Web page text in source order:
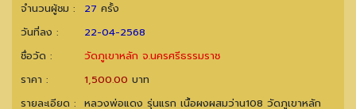
จำนวนผู้ชม : 27 ครั้ง
วันที่ลง :
22-04-2568
ชื่อวัด :
วัดภูเขาหลัก จ.นครศรีธรรมราช
ราคา :
1,500.00 บาท
รายละเอียด : หลวงพ่อแดง รุ่นแรก เนื้อผงผสมว่าน108 วัดภูเขาหลัก